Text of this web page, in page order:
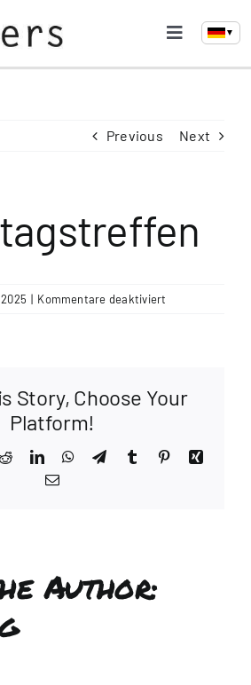
Toggle
▼
Previous Next
| Kommentare deaktiviert
Story, Choose Your
Platform!
RedditLinkedInWhatsApp
TelegramTumblr PinterestXing
Email
Author: